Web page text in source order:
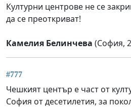
Културни центрове не се
да се преоткриват!
Камелия Белинчева (София,
#777
Чешкият център е част от
София от десетилетия, за